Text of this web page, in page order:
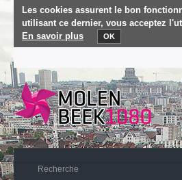
Les cookies assurent le bon
utilisant ce dernier, vous acceptez
En savoir plus
OK